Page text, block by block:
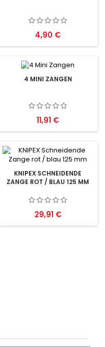
Preis
4,90 €
4 MINI ZANGEN
Preis
11,91 €
KNIPEX SCHNEIDENDE
ZANGE ROT / BLAU 125 MM
Preis
29,91 €